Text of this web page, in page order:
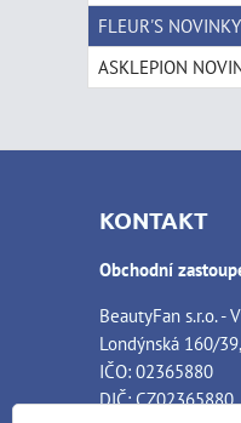
FLEUR'S NOVINKY
ASKLEPION
KONTAKT
Obchodní
BeautyFan s.r.o. -
Londýnská 160/
IČO: 02365880
DIČ: CZ02365880